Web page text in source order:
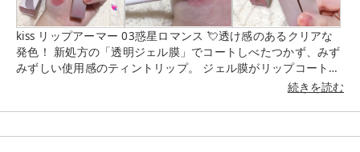
kiss リップアーマー 03惑星ロマンス 💘透け感のあるクリアな
発色！ 新処方の「透明ジェル膜」でコートしべたつかず、みず
みずしい使用感のティントリップ。 ジェル膜がリップコートの
ような役割をすることで、ティッシュオフなしでも色移りせ
るポイント♡ / ・リップを塗布して約5分後、ツヤが出てきたら
続きを読む